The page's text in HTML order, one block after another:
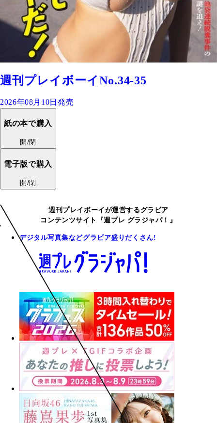
週刊プレイボーイNo.34-35
2026年08月10日発売
紙の本で購入
開/閉
電子版で購入
開/閉
週刊プレイボーイが運営するグラビア
コンテンツサイト『週プレ グラジャパ！』
デジタル写真集などグラビア盛りだくさん!